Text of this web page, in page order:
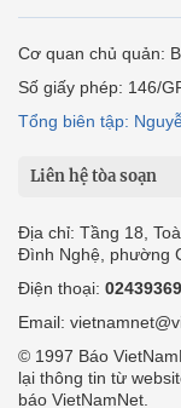
Cơ quan chủ quản:
Số giấy phép: 146/
Tổng biên tập:
Liên hệ tòa soạn
Địa chỉ: Tầng 18,
Đình Nghệ, phường
Điện thoại:
Email:
© 1997 Báo
lại thông tin từ
báo VietNamNet.